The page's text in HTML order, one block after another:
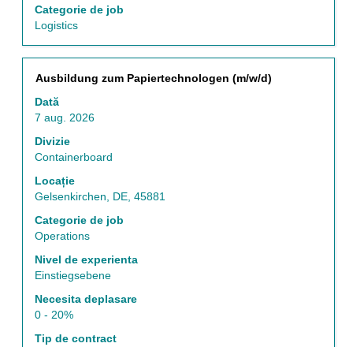
de
filă
pentru
Categorie de job
Logistics
al
informațiilor
post.
Titlu
Ausbildung zum Papiertechnologen (m/w/d)
Dată
7 aug. 2026
Divizie
Containerboard
Locație
Gelsenkirchen, DE, 45881
Categorie de job
Operations
Nivel de experienta
Einstiegsebene
Necesita deplasare
0 - 20%
Tip de contract
Selectați
tasta
spațiu
pentru
a
întregul
conținut
al
informațiilor
post.